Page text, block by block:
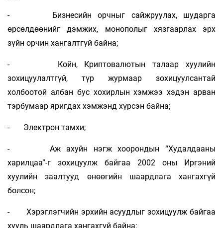
- Бизнесийн орчныг сайжруулах, шударга
өрсөлдөөнийг дэмжих, монополыг хязгаарлах эрх
зүйн орчин хангалтгүй байна;
- Койн, Криптовалютын талаар хуулийн
зохицуулалтгүй, түр журмаар зохицуулсантай
холбоотой албан бус хохирлын хэмжээ хэдэн арван
тэрбумаар яригдах хэмжэнд хүрсэн байна;
- Электрон тамхи;
- Аж ахуйн нэгж хоорондын “Худалдааны
харилцаа”-г зохицуулж байгаа 2002 оны Иргэний
хуулийн заалтууд өнөөгийн шаардлага хангахгүй
болсон;
- Хэрэглэгчийн эрхийн асуудлыг зохицуулж байгаа
хууль шаардлага хангахгүй байна;